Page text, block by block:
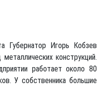
Игорь Кобзев
конструкций.
работает около 80
У собственника большие